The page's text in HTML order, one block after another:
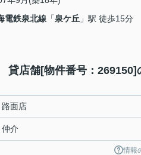
電鉄泉北線 「泉ケ丘 」駅 徒歩15分
店舗[物件番号：269150]
路面店
仲介
情報